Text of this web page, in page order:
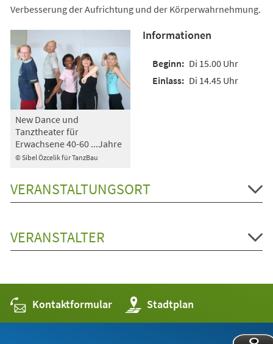
Verbesserung der Aufrichtung und der Körperwahrnehmung.
© Sibel Özcelik für TanzBau
New Dance und
Tanztheater für
Erwachsene 40-60 ...Jahre
Informationen
Di 15.00 Uhr
Di 14.45 Uhr
VERANSTALTUNGSORT
VERANSTALTER
Kontaktformular Stadtplan
(Öffnet
in
einem